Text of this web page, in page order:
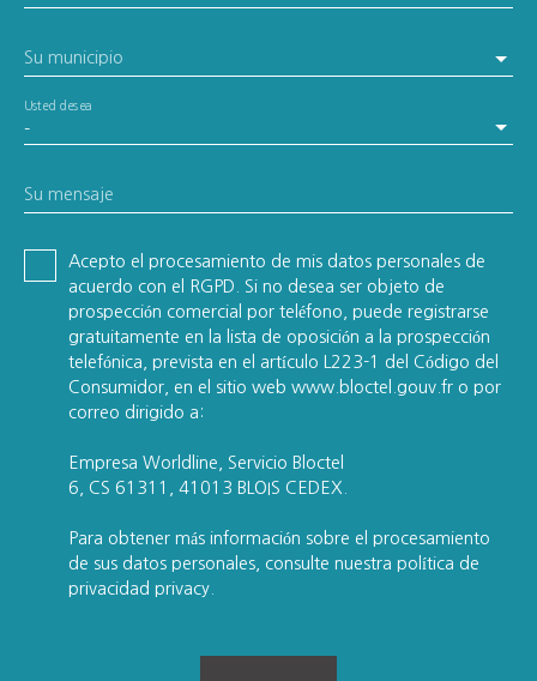
Su municipio
-
Usted desea
Su mensaje
Acepto el procesamiento de mis datos personales de
acuerdo con el RGPD. Si no desea ser objeto de
prospección comercial por teléfono, puede registrarse
gratuitamente en la lista de oposición a la prospección
telefónica, prevista en el artículo L223-1 del Código del
Consumidor, en el sitio web www.bloctel.gouv.fr o por
correo dirigido a:
Empresa Worldline, Servicio Bloctel
6, CS 61311, 41013 BLOIS CEDEX.
Para obtener más información sobre el procesamiento
de sus datos personales, consulte nuestra política de
privacidad privacy.